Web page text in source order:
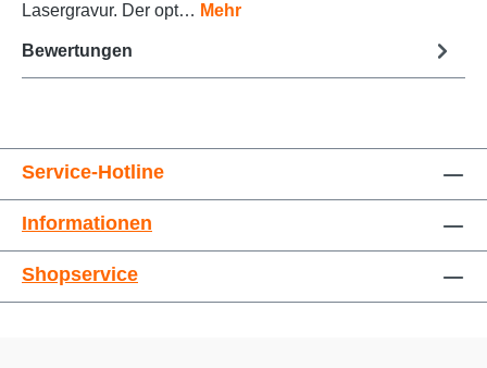
Lasergravur. Der opt… Mehr
Bewertungen
Service-Hotline
Informationen
Shopservice
Großer Cursor